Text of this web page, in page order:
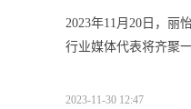
2023年11月20日，丽
行业媒体代表将齐聚一
2023-11-30 12:47